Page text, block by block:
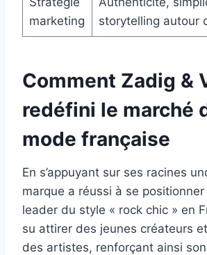
marketing
storytelling autour
Comment Zadig &
redéfini le marché
mode française
En s’appuyant sur ses racines
marque a réussi à se
leader du style « rock chic » en
su attirer des jeunes créateurs et
des artistes, renforçant ainsi